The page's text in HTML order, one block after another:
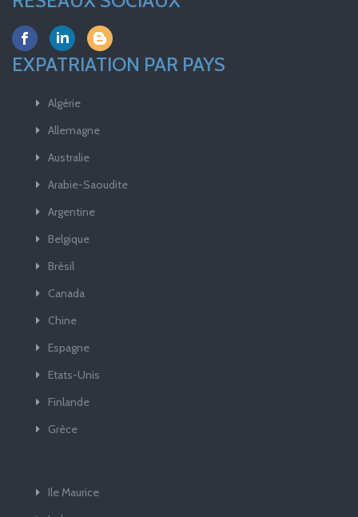
EXPATRIATION PAR PAYS
Algérie
Allemagne
Australie
Arabie-Saoudite
Argentine
Belgique
Brésil
Canada
Chine
Espagne
Etats-Unis
Finlande
Grèce
Ile Maurice